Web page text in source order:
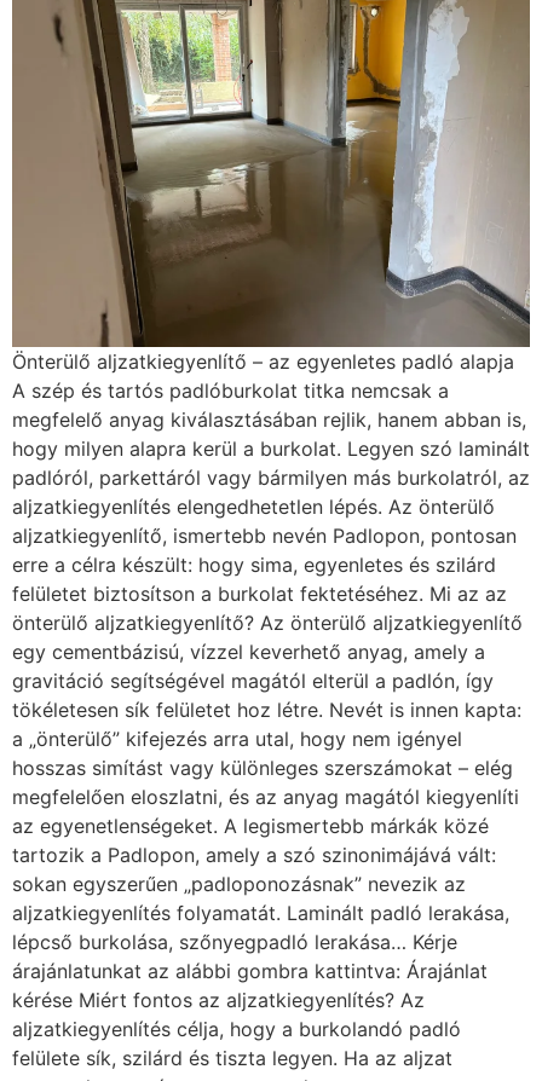
Önterülő aljzatkiegyenlítő – az egyenletes padló alapja
A szép és tartós padlóburkolat titka nemcsak a
megfelelő anyag kiválasztásában rejlik, hanem abban is,
hogy milyen alapra kerül a burkolat. Legyen szó laminált
padlóról, parkettáról vagy bármilyen más burkolatról, az
aljzatkiegyenlítés elengedhetetlen lépés. Az önterülő
aljzatkiegyenlítő, ismertebb nevén Padlopon, pontosan
erre a célra készült: hogy sima, egyenletes és szilárd
felületet biztosítson a burkolat fektetéséhez. Mi az az
önterülő aljzatkiegyenlítő? Az önterülő aljzatkiegyenlítő
egy cementbázisú, vízzel keverhető anyag, amely a
gravitáció segítségével magától elterül a padlón, így
tökéletesen sík felületet hoz létre. Nevét is innen kapta:
a „önterülő” kifejezés arra utal, hogy nem igényel
hosszas simítást vagy különleges szerszámokat – elég
megfelelően eloszlatni, és az anyag magától kiegyenlíti
az egyenetlenségeket. A legismertebb márkák közé
tartozik a Padlopon, amely a szó szinonimájává vált:
sokan egyszerűen „padloponozásnak” nevezik az
aljzatkiegyenlítés folyamatát. Laminált padló lerakása,
lépcső burkolása, szőnyegpadló lerakása… Kérje
árajánlatunkat az alábbi gombra kattintva: Árajánlat
kérése Miért fontos az aljzatkiegyenlítés? Az
aljzatkiegyenlítés célja, hogy a burkolandó padló
felülete sík, szilárd és tiszta legyen. Ha az aljzat